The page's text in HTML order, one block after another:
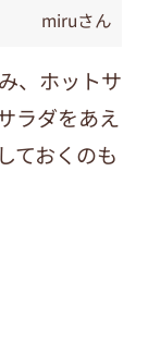
miruさん
、ホットサ
ラダをあえ
ておくのも